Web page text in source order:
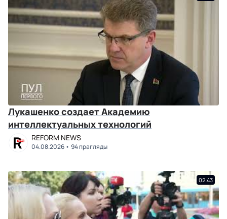
Лукашенко создает Академию
интеллектуальных технологий
REFORM NEWS
04.08.2026 94 прагляды
02:43